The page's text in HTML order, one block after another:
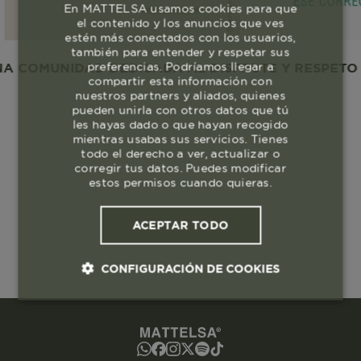
DEDICADA AL DISFRUTE Y
En MATTELSA usamos cookies para que
el contenido y los anuncios que ves
estén más conectados con los usuarios,
también para entender y respetar sus
preferencias. Podríamos llegar a
compartir esta información con
nuestros partners y aliados, quienes
pueden unirla con otros datos que tú
les hayas dado o que hayan recogido
mientras usabas sus servicios. Tienes
todo el derecho a ver, actualizar o
corregir tus datos. Puedes modificar
estos permisos cuando quieras.
ACEPTAR TODO
CONFIGURACIÓN DE COOKIES